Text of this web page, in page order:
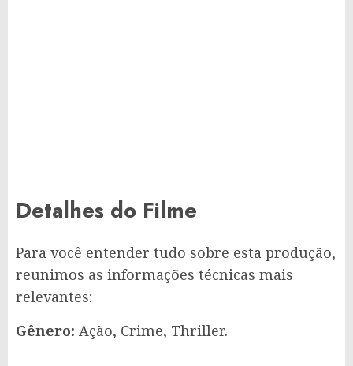
Detalhes do Filme
Para você entender tudo sobre esta produção,
reunimos as informações técnicas mais
relevantes:
Gênero: Ação, Crime, Thriller.